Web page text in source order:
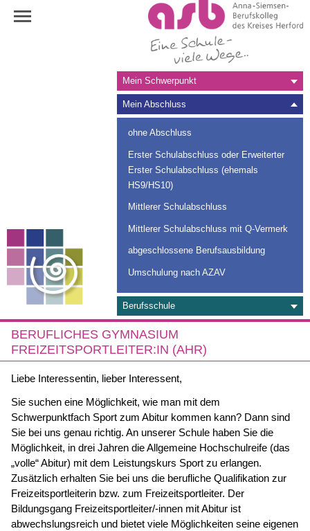
Navigation
überspringen
Mein Schwerpunkt
Mein Abschluss
ohne Abschluss
Erster Schulabschluss oder Erweiterter
Erster Schulabschluss (ehemals
HS9/HS10)
Mittlerer Schulabschluss
Mittlerer Schulabschluss mit Q-Vermerk
abgeschlossene Berufsausbildung
Umschulung nach AZAV
Berufsschule
BERUFLICHES GYMNASIUM
FREIZEITSPORTLEITER:IN (AHR)
Liebe Interessentin, lieber Interessent,
Sie suchen eine Möglichkeit, wie man mit dem
Schwerpunktfach Sport zum Abitur kommen kann? Dann sind
Sie bei uns genau richtig. An unserer Schule haben Sie die
Möglichkeit, in drei Jahren die Allgemeine Hochschulreife (das
„volle“ Abitur) mit dem Leistungskurs Sport zu erlangen.
Zusätzlich erhalten Sie bei uns die berufliche Qualifikation zur
Freizeitsportleiterin bzw. zum Freizeitsportleiter. Der
Bildungsgang Freizeitsportleiter/-innen mit Abitur ist
abwechslungsreich und bietet viele Möglichkeiten seine eigenen